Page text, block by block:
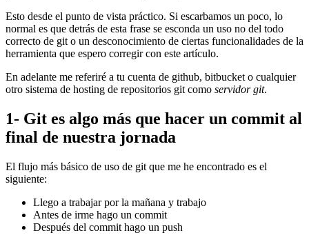
Esto desde el punto de vista práctico. Si escarbamos un poco, lo
normal es que detrás de esta frase se esconda un uso no del todo
correcto de git o un desconocimiento de ciertas funcionalidades de la
herramienta que espero corregir con este artículo.
En adelante me referiré a tu cuenta de github, bitbucket o cualquier
otro sistema de hosting de repositorios git como servidor git.
1- Git es algo más que hacer un commit al
final de nuestra jornada
El flujo más básico de uso de git que me he encontrado es el
siguiente:
Llego a trabajar por la mañana y trabajo
Antes de irme hago un commit
Después del commit hago un push